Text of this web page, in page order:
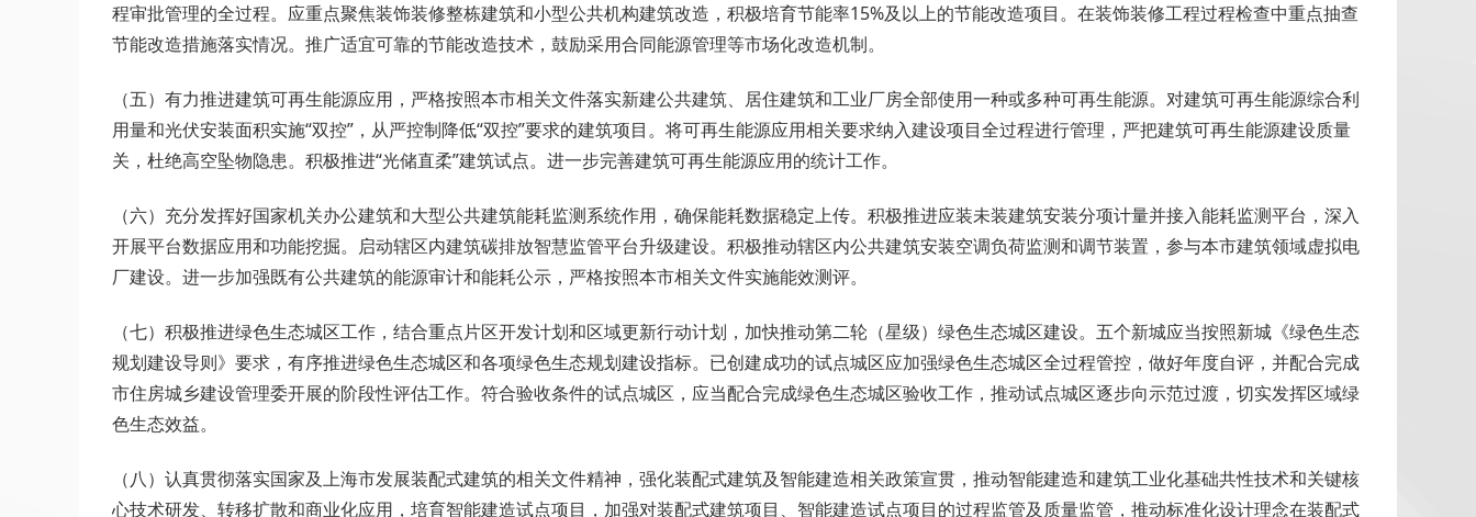
程审批管理的全过程。应重点聚焦装饰装修整栋建筑和小型公共机构建筑改造，积极培育节能率15%及以上的节能改造项目。在装饰装修工程过程检查中重点抽查
节能改造措施落实情况。推广适宜可靠的节能改造技术，鼓励采用合同能源管理等市场化改造机制。
（五）有力推进建筑可再生能源应用，严格按照本市相关文件落实新建公共建筑、居住建筑和工业厂房全部使用一种或多种可再生能源。对建筑可再生能源综合利
用量和光伏安装面积实施“双控”，从严控制降低“双控”要求的建筑项目。将可再生能源应用相关要求纳入建设项目全过程进行管理，严把建筑可再生能源建设质量
关，杜绝高空坠物隐患。积极推进“光储直柔”建筑试点。进一步完善建筑可再生能源应用的统计工作。
（六）充分发挥好国家机关办公建筑和大型公共建筑能耗监测系统作用，确保能耗数据稳定上传。积极推进应装未装建筑安装分项计量并接入能耗监测平台，深入
开展平台数据应用和功能挖掘。启动辖区内建筑碳排放智慧监管平台升级建设。积极推动辖区内公共建筑安装空调负荷监测和调节装置，参与本市建筑领域虚拟电
厂建设。进一步加强既有公共建筑的能源审计和能耗公示，严格按照本市相关文件实施能效测评。
（七）积极推进绿色生态城区工作，结合重点片区开发计划和区域更新行动计划，加快推动第二轮（星级）绿色生态城区建设。五个新城应当按照新城《绿色生态
规划建设导则》要求，有序推进绿色生态城区和各项绿色生态规划建设指标。已创建成功的试点城区应加强绿色生态城区全过程管控，做好年度自评，并配合完成
市住房城乡建设管理委开展的阶段性评估工作。符合验收条件的试点城区，应当配合完成绿色生态城区验收工作，推动试点城区逐步向示范过渡，切实发挥区域绿
色生态效益。
（八）认真贯彻落实国家及上海市发展装配式建筑的相关文件精神，强化装配式建筑及智能建造相关政策宣贯，推动智能建造和建筑工业化基础共性技术和关键核
心技术研发、转移扩散和商业化应用，培育智能建造试点项目，加强对装配式建筑项目、智能建造试点项目的过程监管及质量监管，推动标准化设计理念在装配式